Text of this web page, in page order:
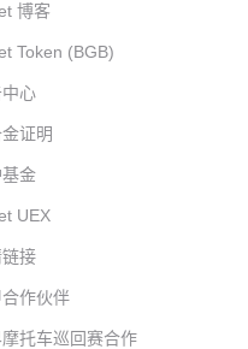
博客
Token (BGB)
心
证明
金
UEX
接
作伙伴
托车巡回赛合作